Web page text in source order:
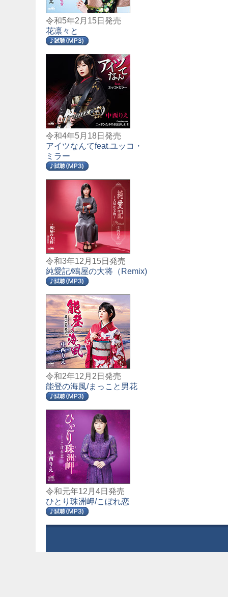
令和5年2月15日発売
花凛々と
令和4年5月18日発売
アイツなんてfeat.ユッコ・
ミラー
令和3年12月15日発売
純愛記/鴎屋の大将（Remix)
令和2年12月2日発売
能登の海風/まっこと男花
令和元年12月4日発売
ひとり珠洲岬/こぼれ恋